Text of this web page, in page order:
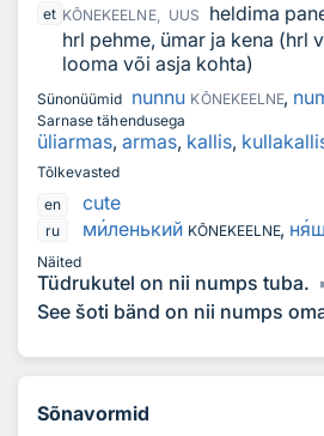
et KÕNEKEELNE, UUS
heldima
hrl pehme, ümar ja kena (hrl
looma või asja kohta)
Sünonüümid nunnu KÕNEKEELNE,
Sarnase tähendusega
üliarmas, armas, kallis,
Tõlkevasted
en
cute
ru миленький KÕNEKEELNE, ня
Näited
Tüdrukutel on nii numps tuba.
See šoti bänd on nii numps
Sõnavormid